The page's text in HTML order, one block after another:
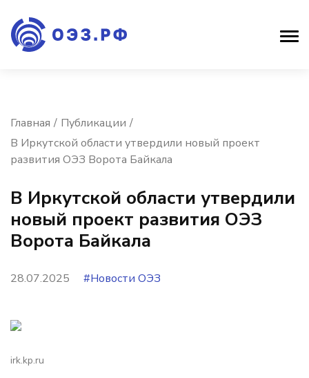
Главная
Публикации
В Иркутской области утвердили новый проект
развития ОЭЗ Ворота Байкала
В Иркутской области утвердили
новый проект развития ОЭЗ
Ворота Байкала
28.07.2025 #Новости ОЭЗ
irk.kp.ru